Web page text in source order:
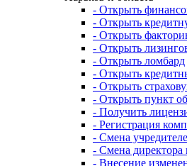
- Открыть
- Открыть
- Открыть
- Открыть
- Открыть ломбард
- Открыть
- Открыть
- Открыть пункт
- Получить
- Регистрация
- Смена
- Смена директора
- Внесение